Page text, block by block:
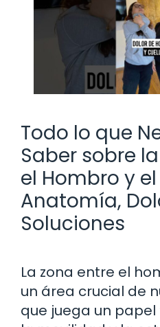
Todo lo que
Saber sobre
el Hombro y
Anatomía,
Soluciones
La zona entre el
un área crucial de
que juega un